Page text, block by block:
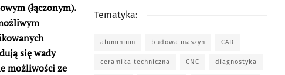
(łączonym).
się wady
możliwości ze
Tematyka:
aluminium budowa maszyn CAD
ceramika techniczna CNC diagnostyka